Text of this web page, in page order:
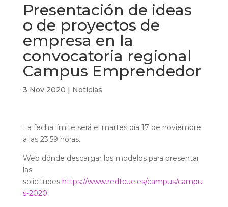
Presentación de ideas
o de proyectos de
empresa en la
convocatoria regional
Campus Emprendedor
3 Nov 2020 | Noticias
La fecha límite será el martes día 17 de noviembre
a las 23:59 horas.
Web dónde descargar los modelos para presentar
las
solicitudes https://www.redtcue.es/campus/campu
s-2020